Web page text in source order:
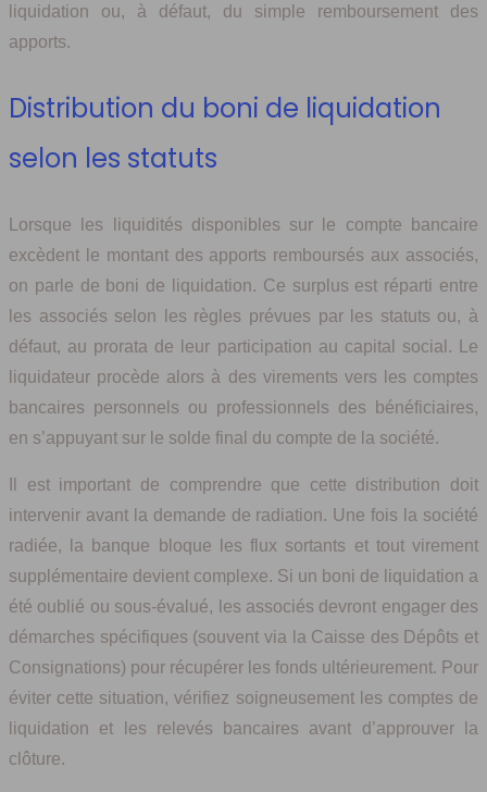
liquidation ou, à défaut, du simple remboursement des
apports.
Distribution du boni de liquidation
selon les statuts
Lorsque les liquidités disponibles sur le compte bancaire
excèdent le montant des apports remboursés aux associés,
on parle de boni de liquidation. Ce surplus est réparti entre
les associés selon les règles prévues par les statuts ou, à
défaut, au prorata de leur participation au capital social. Le
liquidateur procède alors à des virements vers les comptes
bancaires personnels ou professionnels des bénéficiaires,
en s’appuyant sur le solde final du compte de la société.
Il est important de comprendre que cette distribution doit
intervenir avant la demande de radiation. Une fois la société
radiée, la banque bloque les flux sortants et tout virement
supplémentaire devient complexe. Si un boni de liquidation a
été oublié ou sous-évalué, les associés devront engager des
démarches spécifiques (souvent via la Caisse des Dépôts et
Consignations) pour récupérer les fonds ultérieurement. Pour
éviter cette situation, vérifiez soigneusement les comptes de
liquidation et les relevés bancaires avant d’approuver la
clôture.